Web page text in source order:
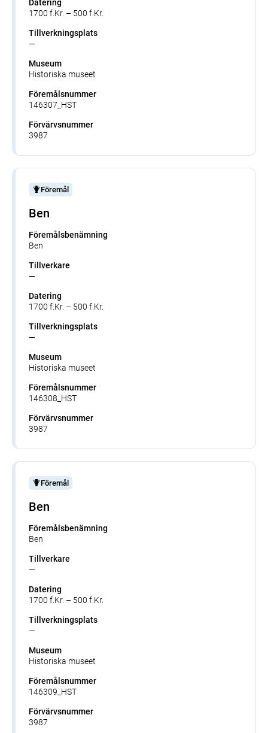
Datering
1700 f.Kr. – 500 f.Kr.
Tillverkningsplats
—
Museum
Historiska museet
Föremålsnummer
146307_HST
Förvärvsnummer
3987
Föremål
Ben
Föremålsbenämning
Ben
Tillverkare
—
Datering
1700 f.Kr. – 500 f.Kr.
Tillverkningsplats
—
Museum
Historiska museet
Föremålsnummer
146308_HST
Förvärvsnummer
3987
Föremål
Ben
Föremålsbenämning
Ben
Tillverkare
—
Datering
1700 f.Kr. – 500 f.Kr.
Tillverkningsplats
—
Museum
Historiska museet
Föremålsnummer
146309_HST
Förvärvsnummer
3987